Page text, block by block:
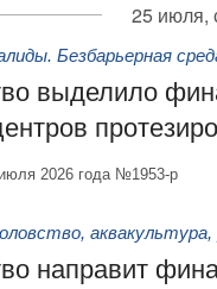
25 июля,
Безбарьерная
выделило
2026 года №1953-р
направит